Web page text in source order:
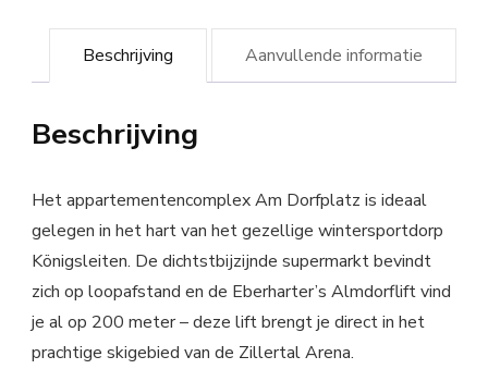
Beschrijving Aanvullende informatie
Beschrijving
Het appartementencomplex Am Dorfplatz is ideaal
gelegen in het hart van het gezellige wintersportdorp
Königsleiten. De dichtstbijzijnde supermarkt bevindt
zich op loopafstand en de Eberharter’s Almdorflift vind
je al op 200 meter – deze lift brengt je direct in het
prachtige skigebied van de Zillertal Arena.